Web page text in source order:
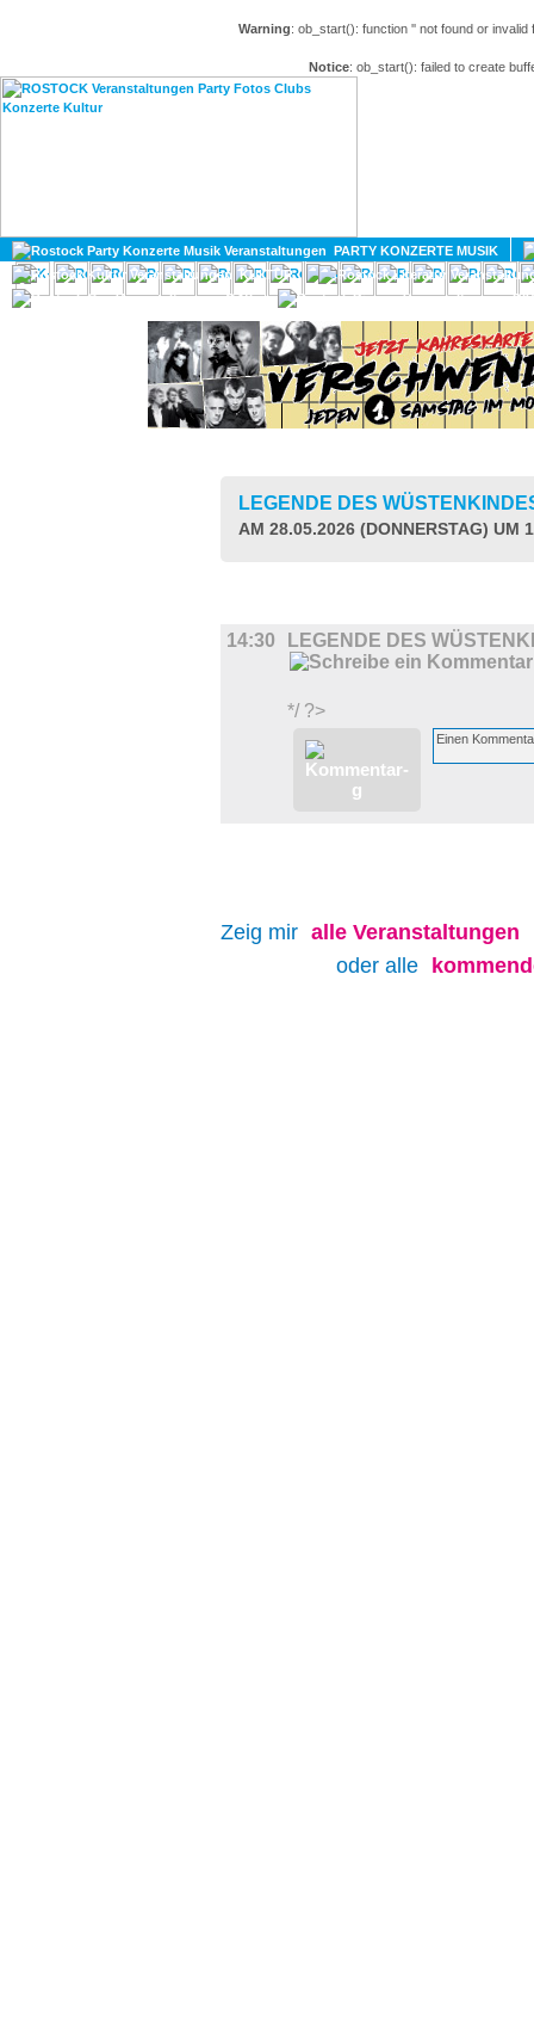
Warning: ob_start(): function '' not found or
Notice: ob_start(): failed to create
PARTY KONZERTE MUSIK
KULTUR
GAY
LEGENDE DES
AM 28.05.2026 (DONNERSTAG) UM
14:30 LEGENDE DES
*/ ?>
Zeig mir alle Veranstaltungen
oder alle